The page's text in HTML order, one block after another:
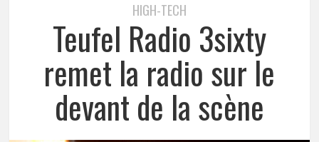
HIGH-TECH
Teufel Radio 3sixty
remet la radio sur le
devant de la scène